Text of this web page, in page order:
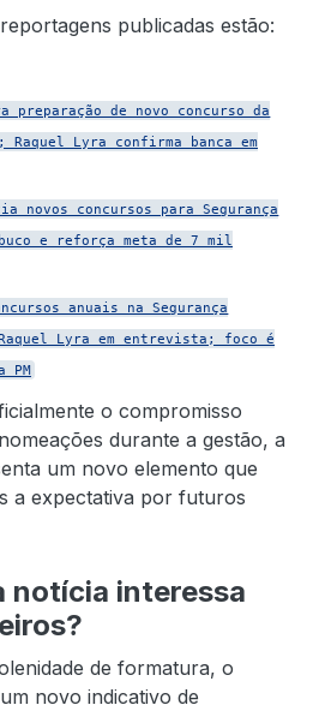
publicadas estão:
preparação de novo concurso da
Raquel Lyra confirma banca em
novos concursos para Segurança
e reforça meta de 7 mil
anuais na Segurança
Lyra em entrevista; foco é
PM
o compromisso
durante a gestão, a
um novo elemento que
a expectativa por futuros
notícia interessa
de formatura, o
novo indicativo de